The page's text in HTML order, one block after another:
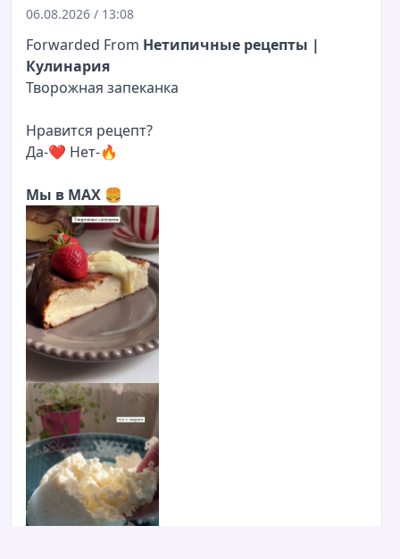
06.08.2026 / 13:08
Forwarded From Нетипичные рецепты |
Кулинария
Творожная запеканка
Нравится рецепт?
Да-❤️ Нет-🔥
Мы в MAX 🍔